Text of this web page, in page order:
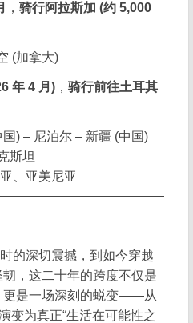
，骑行阿拉斯加 (约 5,000
(加拿大)
年 4 月) ，骑行前往土耳其
) – 尼泊尔 – 新疆 (中国)
斯坦
、亚美尼亚
的深切震撼，到如今穿越
，这二十年的跨度不仅是
更是一场深刻的蜕变——从
变为真正“生活在可能性之